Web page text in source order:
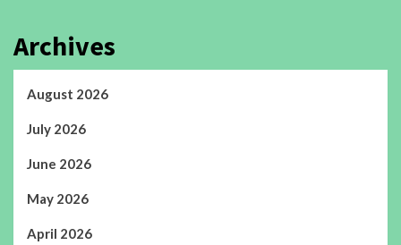
Archives
August 2026
July 2026
June 2026
May 2026
April 2026